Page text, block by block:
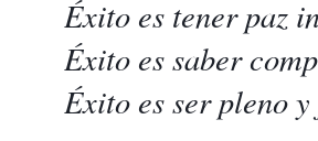
Éxito es tener paz
Éxito es saber
Éxito es ser pleno